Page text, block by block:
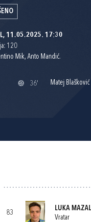
11.05.2025. 17:30
120
Mik, Anto Mandić.
36' Matej Blašković
83
LUKA MAZAL
Vratar